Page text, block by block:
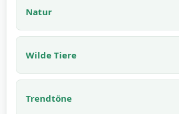
Natur
Wilde Tiere
Trendtöne